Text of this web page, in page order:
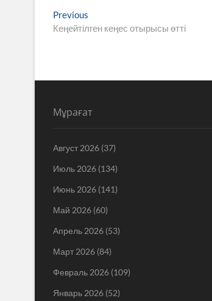
Навигация
по
Previous
post:
Кеңейтілген кеңес отырысы өтті
Мұрағат
Август 2026 (37)
Июль 2026 (134)
Июнь 2026 (141)
Май 2026 (60)
Апрель 2026 (53)
Март 2026 (84)
Февраль 2026 (109)
Январь 2026 (52)